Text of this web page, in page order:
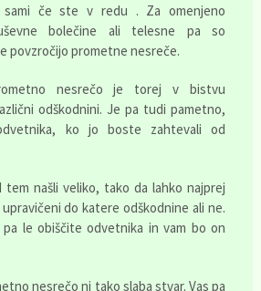
če ste v redu . Za omenjeno
bolečine ali telesne pa so
povzročijo prometne nesreče.
nesrečo je torej v bistvu
odškodnini. Je pa tudi pametno,
ko jo boste zahtevali od
našli veliko, tako da lahko najprej
do katere odškodnine ali ne.
le obiščite odvetnika in vam bo on
nesrečo ni tako slaba stvar. Vas pa